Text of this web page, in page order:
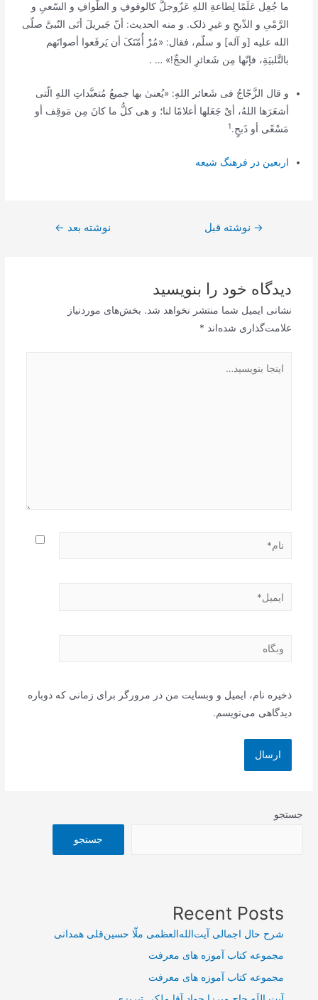
ما جُعِل عَلَمًا لِطاعةِ اللهِ عَزّوجلَّ کالوقوفِ و الطّوافِ و السّعیِ و
الرَّمْیِ و الذّبحِ و غیرِ ذلک. و منه الحدیث: أنّ جَبریلَ أتَی النّبیَّ صلّی
الله علیه [و آله] و سلّم، فقال: «مُرْ أُمّتَکَ أن یَرفَعوا أصواتَهم
بالتَّلبیَةِ،‌ فإنّها مِن شَعائرِ الحجِّ!» … .
و قال الزَّجّاجُ فی شَعائر اللهِ: «یُعنیٰ بها جمیعُ مُتعبَّداتِ اللهِ الّتی
أشعَرَها اللهُ، أیْ جَعَلها أعلامًا لنا؛ و هی کلُّ ما کانَ مِن مَوقِف أو
مَسْعًی أو ذَبحٍ.
1
اربعین در فرهنگ شیعه
راهبری→ نوشته قبل نوشته بعد ←
دیدگاه‌ خود را بنویسید
نشانی ایمیل شما منتشر نخواهد شد. بخش‌های موردنیاز
علامت‌گذاری شده‌اند *
بنویسید…
نام*
ایمیل*
وبگاه
ذخیره نام، ایمیل و وبسایت من در مرورگر برای زمانی که دوباره
دیدگاهی می‌نویسم.
جستجو
جستجو
Recent Posts
شرح حال اجمالی آیت‌الله‌العظمی ملّا حسین‌قلی همدانی
مجموعه کتاب آموزه های معرفت
مجموعه کتاب آموزه های معرفت